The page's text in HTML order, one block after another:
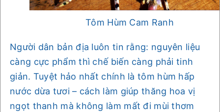
Tôm Hùm Cam Ranh
Người dân bản địa luôn tin rằng: nguyên liệu
càng cực phẩm thì chế biến càng phải tinh
giản. Tuyệt hảo nhất chính là tôm hùm hấp
nước dừa tươi – cách làm giúp thăng hoa vị
ngọt thanh mà không làm mất đi mùi thơm